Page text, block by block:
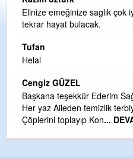
Halil Aydın
Birol Şahin ülke hizmetine
değiştirmeden küsmeden
Çırak ustasından öğrenir
Yalçını tebrik ediyorum.
CEVDET YILMAZ
TARAFINDAN BAŞLATILDI,